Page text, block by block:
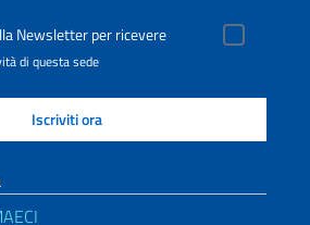
Newsletter per ricevere
di questa sede